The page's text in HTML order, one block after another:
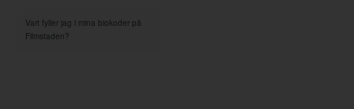
Vart fyller jag i mina biokoder på
Filmstaden?